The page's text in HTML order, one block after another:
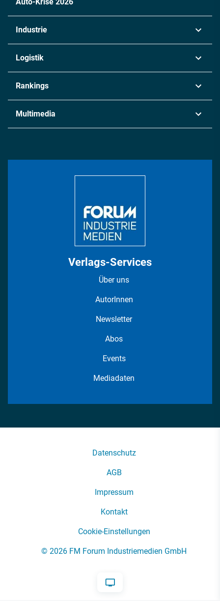
Industrie
Chemie
Metall
Energie
Logistik
Rankings
Multimedia
Verlags-Services
Über uns
AutorInnen
Newsletter
Abos
Events
Mediadaten
Datenschutz
AGB
Impressum
Kontakt
Cookie-Einstellungen
© 2026 FM Forum Industriemedien GmbH